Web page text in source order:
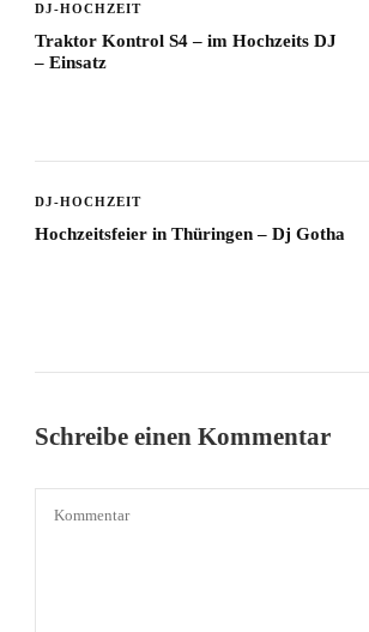
DJ-HOCHZEIT
Traktor Kontrol S4 – im Hochzeits DJ
– Einsatz
DJ-HOCHZEIT
Hochzeitsfeier in Thüringen – Dj Gotha
Schreibe einen Kommentar